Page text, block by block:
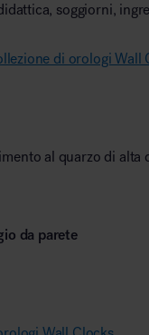
soggiorni,
di orologi Wall
al quarzo di alta
da parete